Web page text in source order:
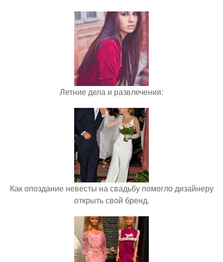
Летние дела и развлечения:
Как опоздание невесты на свадьбу помогло дизайнеру
открыть свой бренд.